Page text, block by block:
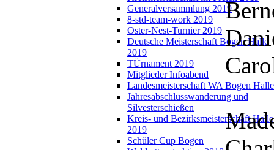
Generalversammlung 2019
8-std-team-work 2019
Oster-Nest-Turnier 2019
Deutsche Meisterschaft Bogen Halle
2019
TÜrnament 2019
Mitglieder Infoabend
Landesmeisterschaft WA Bogen Halle
Jahresabschlusswanderung und
Silvesterschießen
Kreis- und Bezirksmeisterschaft Halle
2019
Schüler Cup Bogen